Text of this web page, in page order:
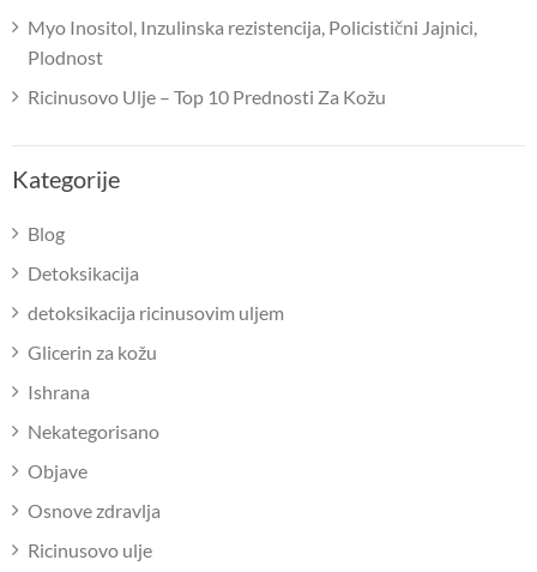
Myo Inositol, Inzulinska rezistencija, Policistični Jajnici,
Plodnost
Ricinusovo Ulje – Top 10 Prednosti Za Kožu
Kategorije
Blog
Detoksikacija
detoksikacija ricinusovim uljem
Glicerin za kožu
Ishrana
Nekategorisano
Objave
Osnove zdravlja
Ricinusovo ulje